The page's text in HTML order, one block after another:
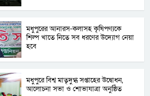
মধুপুরের আনারস-কলাসহ কৃষিপণ্যকে
শিল্প খাতে নিতে সব ধরণের উদ্যোগ নেয়া
হবে
মধুপুরে বিশ্ব মাতৃদুগ্ধ সপ্তাহের উদ্বোধন,
আলোচনা সভা ও শোভাযাত্রা অনুষ্ঠিত